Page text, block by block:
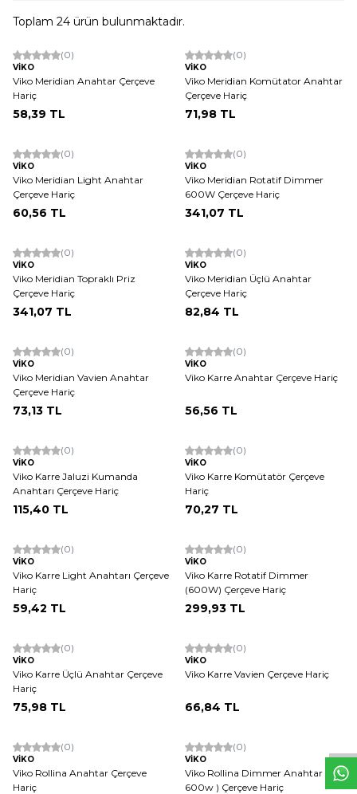
Toplam 24 ürün bulunmaktadır.
(0)
VİKO
Viko Meridian Anahtar Çerçeve
Hariç
58,39 TL
(0)
VİKO
Viko Meridian Komütator Anahtar
Çerçeve Hariç
71,98 TL
(0)
VİKO
Viko Meridian Light Anahtar
Çerçeve Hariç
60,56 TL
(0)
VİKO
Viko Meridian Rotatif Dimmer
600W Çerçeve Hariç
341,07 TL
(0)
VİKO
Viko Meridian Topraklı Priz
Çerçeve Hariç
341,07 TL
(0)
VİKO
Viko Meridian Üçlü Anahtar
Çerçeve Hariç
82,84 TL
(0)
VİKO
Viko Meridian Vavien Anahtar
Çerçeve Hariç
73,13 TL
(0)
VİKO
Viko Karre Anahtar Çerçeve Hariç
56,56 TL
(0)
VİKO
Viko Karre Jaluzi Kumanda
Anahtarı Çerçeve Hariç
115,40 TL
(0)
VİKO
Viko Karre Komütatör Çerçeve
Hariç
70,27 TL
(0)
VİKO
Viko Karre Light Anahtarı Çerçeve
Hariç
59,42 TL
(0)
VİKO
Viko Karre Rotatif Dimmer
(600W) Çerçeve Hariç
299,93 TL
(0)
VİKO
Viko Karre Üçlü Anahtar Çerçeve
Hariç
75,98 TL
(0)
VİKO
Viko Karre Vavien Çerçeve Hariç
66,84 TL
(0)
VİKO
Viko Rollina Anahtar Çerçeve
Hariç
(0)
VİKO
Viko Rollina Dimmer Anahtar (
600w ) Çerçeve Hariç